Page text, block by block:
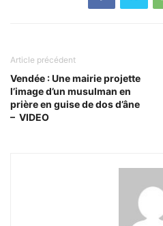
Article précédent
Vendée : Une mairie projette
l’image d’un musulman en
prière en guise de dos d’âne
– VIDEO